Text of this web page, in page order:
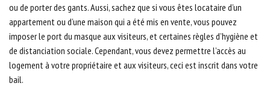
ou de porter des gants. Aussi, sachez que si vous êtes locataire d’un
appartement ou d’une maison qui a été mis en vente, vous pouvez
imposer le port du masque aux visiteurs, et certaines règles d’hygiène et
de distanciation sociale. Cependant, vous devez permettre l’accès au
logement à votre propriétaire et aux visiteurs, ceci est inscrit dans votre
bail.